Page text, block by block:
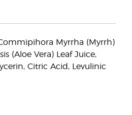
Myrrha (Myrrh)
(Aloe Vera) Leaf Juice,
Citric Acid, Levulinic